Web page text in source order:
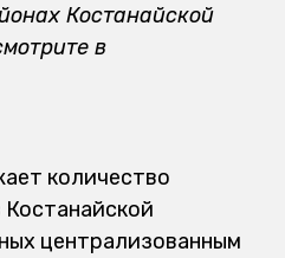
Костанайской
в
количество
Костанайской
централизованным